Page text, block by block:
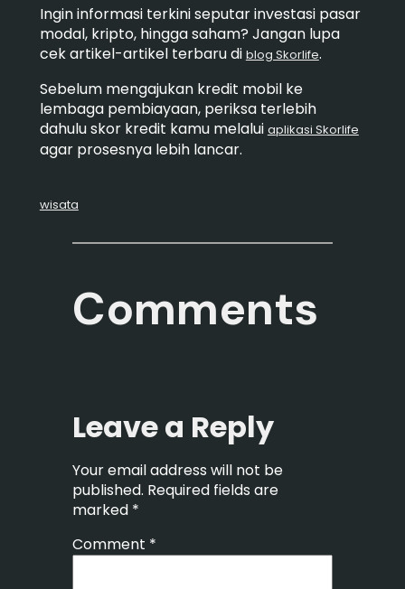
Ingin informasi terkini seputar investasi pasar
modal, kripto, hingga saham? Jangan lupa
cek artikel-artikel terbaru di blog Skorlife.
Sebelum mengajukan kredit mobil ke
lembaga pembiayaan, periksa terlebih
dahulu skor kredit kamu melalui aplikasi Skorlife
agar prosesnya lebih lancar.
wisata
Comments
Leave a Reply
Your email address will not be
published. Required fields are
marked *
Comment *